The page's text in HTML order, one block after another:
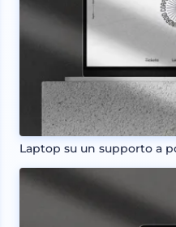
Laptop su un supporto a